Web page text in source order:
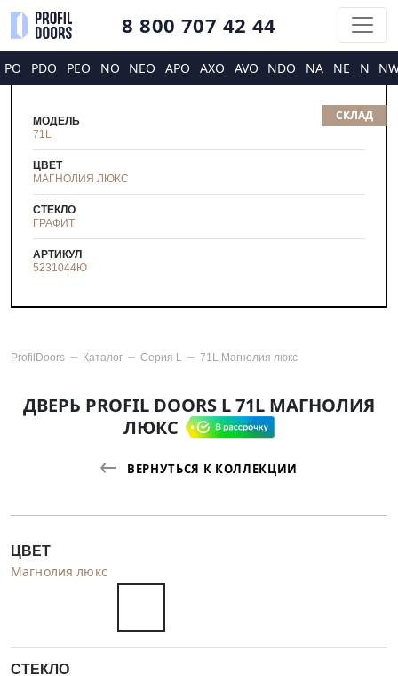
8 800 707 42 44
PO PDO PEO NO NEO APO AXO AVO NDO NA NE N
СКЛАД
МОДЕЛЬ
71L
ЦВЕТ
МАГНОЛИЯ ЛЮКС
СТЕКЛО
ГРАФИТ
АРТИКУЛ
5231044Ю
ProfilDoors Каталог Серия L 71L Магнолия люкс
ДВЕРЬ PROFIL DOORS L 71L МАГНОЛИЯ
ЛЮКС
ВЕРНУТЬСЯ К КОЛЛЕКЦИИ
ЦВЕТ
Магнолия люкс
СТЕКЛО